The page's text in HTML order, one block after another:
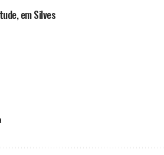
em Silves